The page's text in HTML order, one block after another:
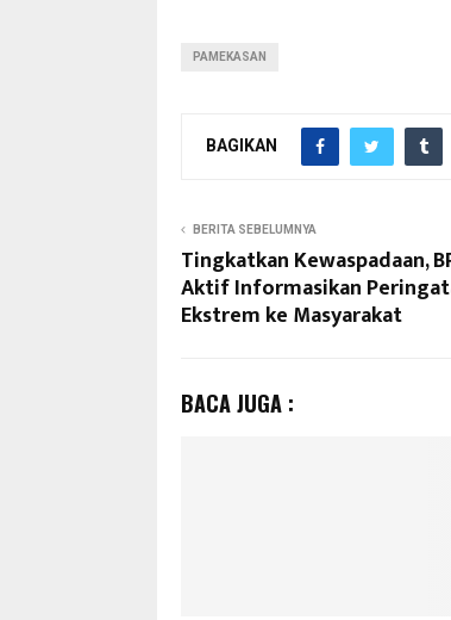
PAMEKASAN
BAGIKAN
BERITA SEBELUMNYA
Tingkatkan Kewaspadaan,
Aktif Informasikan
Ekstrem ke Masyarakat
BACA JUGA :